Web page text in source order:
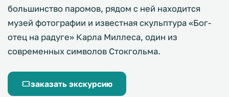
большинство паромов, рядом с ней находится
музей фотографии и известная скульптура «Бог-
отец на радуге» Карла Миллеса, один из
современных символов Стокгольма.
заказать экскурсию